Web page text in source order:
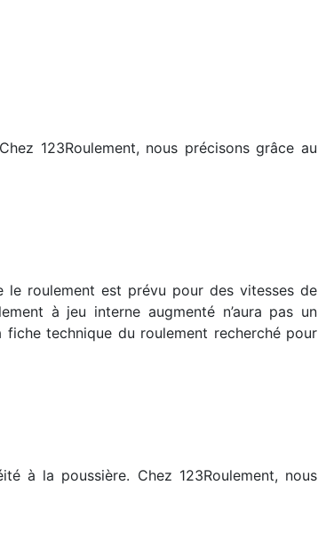
123Roulement, nous précisons grâce au
le roulement est prévu pour des vitesses de
à jeu interne augmenté n’aura pas un
technique du roulement recherché pour
à la poussière. Chez 123Roulement, nous